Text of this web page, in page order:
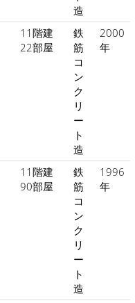
造
11階建
22部屋
鉄
筋
コ
ン
ク
リ
ー
ト
造
2000
年
11階建
90部屋
鉄
筋
コ
ン
ク
リ
ー
ト
造
1996
年